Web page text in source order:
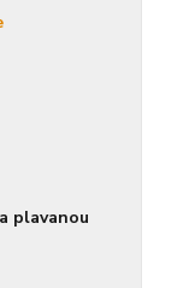
plavanou